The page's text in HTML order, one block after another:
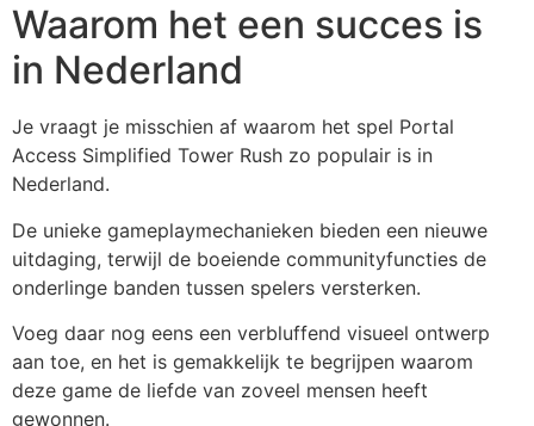
Waarom het een succes is
in Nederland
Je vraagt je misschien af waarom het spel Portal
Access Simplified Tower Rush zo populair is in
Nederland.
De unieke gameplaymechanieken bieden een nieuwe
uitdaging, terwijl de boeiende communityfuncties de
onderlinge banden tussen spelers versterken.
Voeg daar nog eens een verbluffend visueel ontwerp
aan toe, en het is gemakkelijk te begrijpen waarom
deze game de liefde van zoveel mensen heeft
gewonnen.